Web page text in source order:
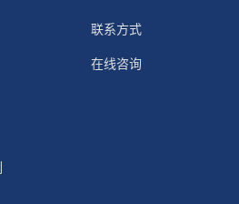
联系方式
在线咨询